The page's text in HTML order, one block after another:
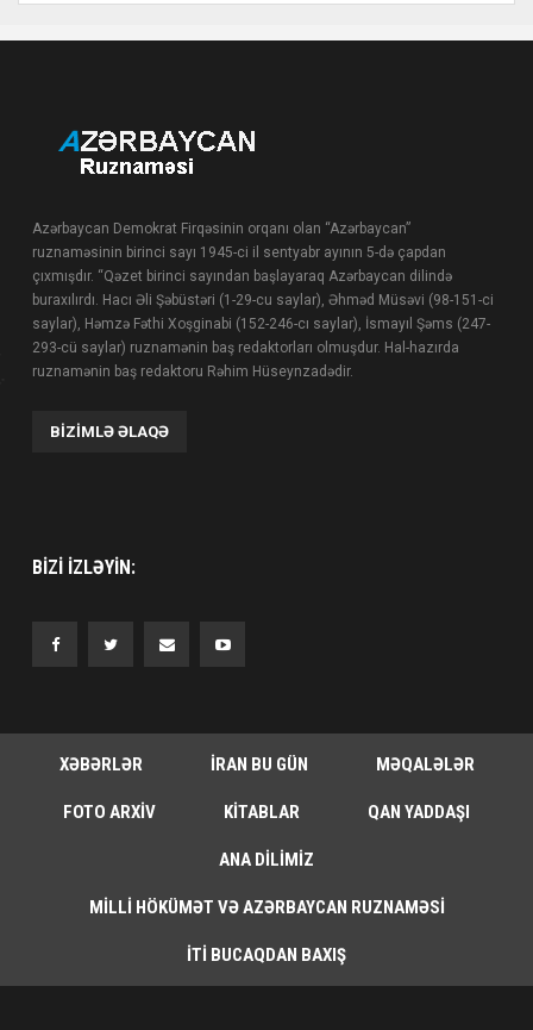
Azərbaycan Demokrat Firqəsinin orqanı olan “Azərbaycan”
ruznaməsinin birinci sayı 1945-ci il sentyabr ayının 5-də çapdan
çıxmışdır. “Qəzet birinci sayından başlayaraq Azərbaycan dilində
buraxılırdı. Hacı Əli Şəbüstəri (1-29-cu saylar), Əhməd Müsəvi (98-151-ci
saylar), Həmzə Fəthi Xoşginabi (152-246-cı saylar), İsmayıl Şəms (247-
293-cü saylar) ruznamənin baş redaktorları olmuşdur. Hal-hazırda
ruznamənin baş redaktoru Rəhim Hüseynzadədir.
BIZIMLƏ ƏLAQƏ
BIZI IZLƏYIN:
XƏBƏRLƏR İRAN BU GÜN MƏQALƏLƏR
FOTO ARXIV KITABLAR QAN YADDAŞI
ANA DILIMIZ
MILLI HÖKÜMƏT VƏ AZƏRBAYCAN RUZNAMƏSI
İTI BUCAQDAN BAXIŞ